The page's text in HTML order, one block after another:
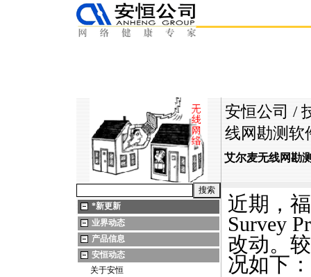
*新更新
业界动态
产品信息
安恒动态
关于安恒
安恒公司 /
线网勘测软
艾尔麦无线网勘
近期，
Survey
改动。
况如下：